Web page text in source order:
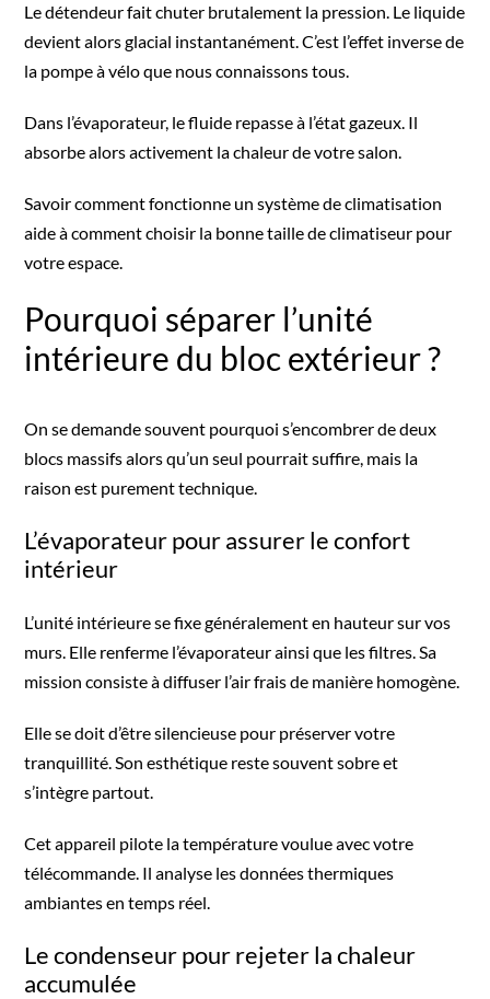
Le détendeur fait chuter brutalement la pression. Le liquide
devient alors glacial instantanément. C’est l’effet inverse de
la pompe à vélo que nous connaissons tous.
Dans l’évaporateur, le fluide repasse à l’état gazeux. Il
absorbe alors activement la chaleur de votre salon.
Savoir comment fonctionne un système de climatisation
aide àcomment choisir la bonne taille de climatiseur pour
votre espace.
Pourquoi séparer l’unité
intérieure du bloc extérieur ?
On se demande souvent pourquoi s’encombrer de deux
blocs massifs alors qu’un seul pourrait suffire, mais la
raison est purement technique.
L’évaporateur pour assurer le confort
intérieur
L’unité intérieure se fixe généralement en hauteur sur vos
murs. Elle renferme l’évaporateur ainsi que les filtres. Sa
mission consiste à diffuser l’air frais de manière homogène.
Elle se doit d’être silencieuse pour préserver votre
tranquillité. Son esthétique reste souvent sobre et
s’intègre partout.
Cet appareil pilote la température voulue avec votre
télécommande. Il analyse les données thermiques
ambiantes en temps réel.
Le condenseur pour rejeter la chaleur
accumulée